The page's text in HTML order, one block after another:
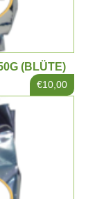
(BLÜTE)
€10,00